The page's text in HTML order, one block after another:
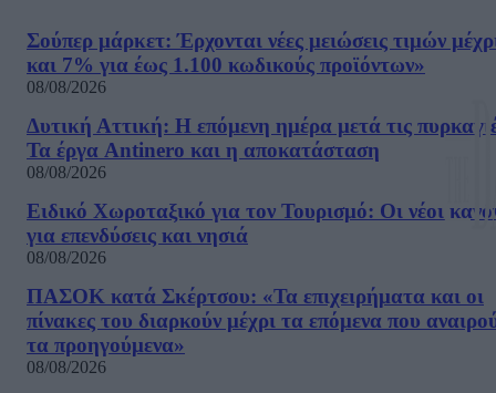
Σούπερ μάρκετ: Έρχονται νέες μειώσεις τιμών
και 7% για έως 1.100 κωδικούς προϊόντων»
08/08/2026
Δυτική Αττική: Η επόμενη ημέρα μετά τις
Τα έργα Antinero και η αποκατάσταση
08/08/2026
Ειδικό Χωροταξικό για τον Τουρισμό: Οι νέοι
για επενδύσεις και νησιά
08/08/2026
ΠΑΣΟΚ κατά Σκέρτσου: «Τα επιχειρήματα και οι
πίνακες του διαρκούν μέχρι τα επόμενα που
τα προηγούμενα»
08/08/2026